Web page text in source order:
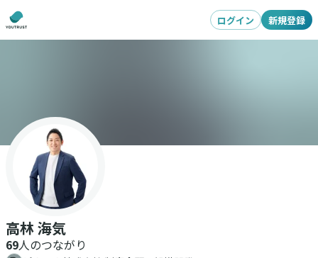
ログイン 新規登録
高林 海気
69人のつながり